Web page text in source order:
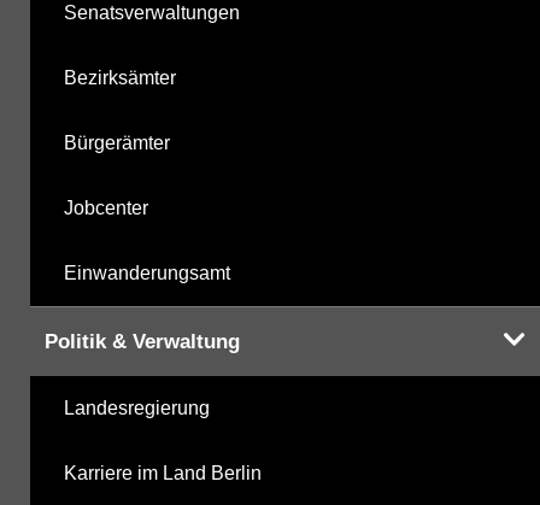
Senatsverwaltungen
Bezirksämter
Bürgerämter
Jobcenter
Einwanderungsamt
Politik & Verwaltung
Landesregierung
Karriere im Land Berlin